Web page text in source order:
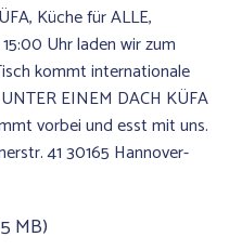
Küche für ALLE,
Uhr laden wir zum
kommt internationale
EINEM DACH KÜFA
vorbei und esst mit uns.
41 30165 Hannover-
MB)